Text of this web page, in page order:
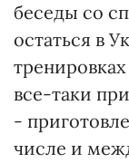
беседы со
остаться в
все-таки
-
числе и